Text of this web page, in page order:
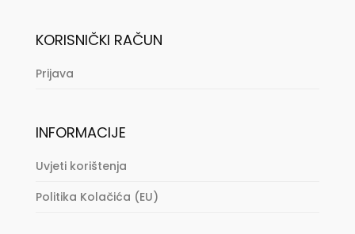
KORISNIČKI RAČUN
Prijava
INFORMACIJE
Uvjeti korištenja
Politika Kolačića (EU)